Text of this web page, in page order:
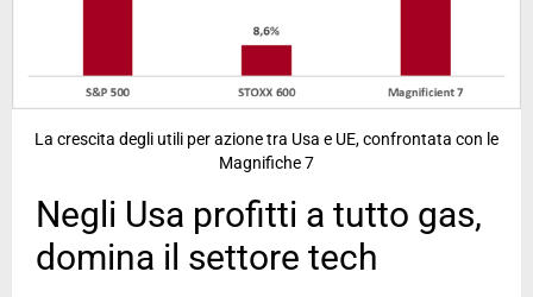
La crescita degli utili per azione tra Usa e UE, confrontata con le
Magnifiche 7
Negli Usa profitti a tutto gas,
domina il settore tech